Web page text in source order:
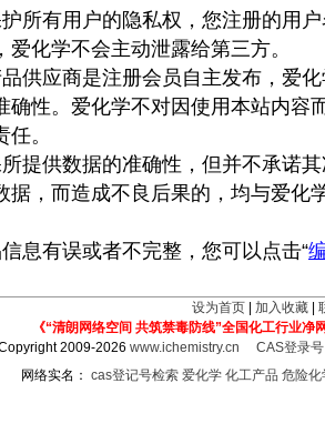
所有用户的隐私权，您注册的用
化学不会主动泄露给第三方。
供应商是注册会员自主发布，爱
确性。爱化学不对因使用本站内容
。
提供数据的准确性，但并不承诺
据，而造成不良后果的，均与爱化
息有误或者不完整，您可以点击“
设为首页 加入收藏
《“清朗网络空间 共筑禁毒防线”全国化工行业净
2009-2026www.ichemistry.cn
CAS登录
网络实名： cas登记号检索 爱化学 化工产品 危险化